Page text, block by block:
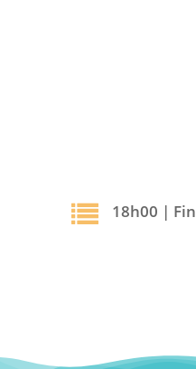
18h00 | Fin